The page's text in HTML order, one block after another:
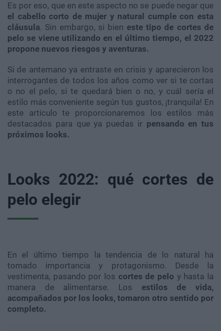
Es por eso, que en este aspecto no se puede negar que
el cabello corto de mujer y natural cumple con esta
cláusula. Sin embargo, si bien este tipo de cortes de
pelo se viene utilizando en el último tiempo, el 2022
propone nuevos riesgos y aventuras.
Si de antemano ya entraste en crisis y aparecieron los
interrogantes de todos los años como ver si te cortas
o no el pelo, si te quedará bien o no, y cuál sería el
estilo más conveniente según tus gustos, ¡tranquila! En
este artículo te proporcionaremos los estilos más
destacados para que ya puedas ir pensando en tus
próximos looks.
Looks 2022: qué cortes de
pelo elegir
En el último tiempo la tendencia de lo natural ha
tomado importancia y protagonismo. Desde la
vestimenta, pasando por los cortes de pelo y hasta la
manera de alimentarse. Los estilos de vida,
acompañados por los looks, tomaron otro sentido por
completo.